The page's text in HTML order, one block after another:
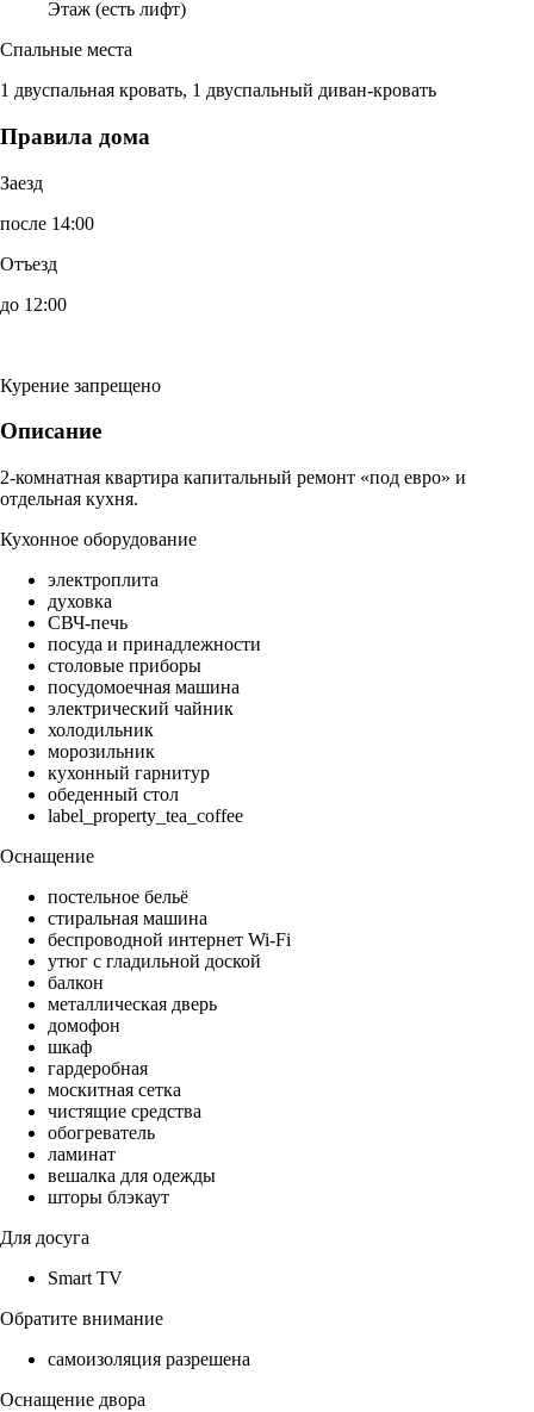
Этаж (есть лифт)
Спальные места
1 двуспальная кровать, 1 двуспальный диван-кровать
Правила дома
Заезд
после 14:00
Отъезд
до 12:00
Курение запрещено
Описание
2-комнатная квартира капитальный ремонт «под евро» и
отдельная кухня.
Кухонное оборудование
электроплита
духовка
СВЧ-печь
посуда и принадлежности
столовые приборы
посудомоечная машина
электрический чайник
холодильник
морозильник
кухонный гарнитур
обеденный стол
label_property_tea_coffee
Оснащение
постельное бельё
стиральная машина
беспроводной интернет Wi-Fi
утюг с гладильной доской
балкон
металлическая дверь
домофон
шкаф
гардеробная
москитная сетка
чистящие средства
обогреватель
ламинат
вешалка для одежды
шторы блэкаут
Для досуга
Smart TV
Обратите внимание
самоизоляция разрешена
Оснащение двора